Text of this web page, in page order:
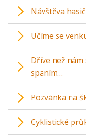
Návštěva
Učíme se
Dříve než
spaním…
Pozvánka na
Cyklistické